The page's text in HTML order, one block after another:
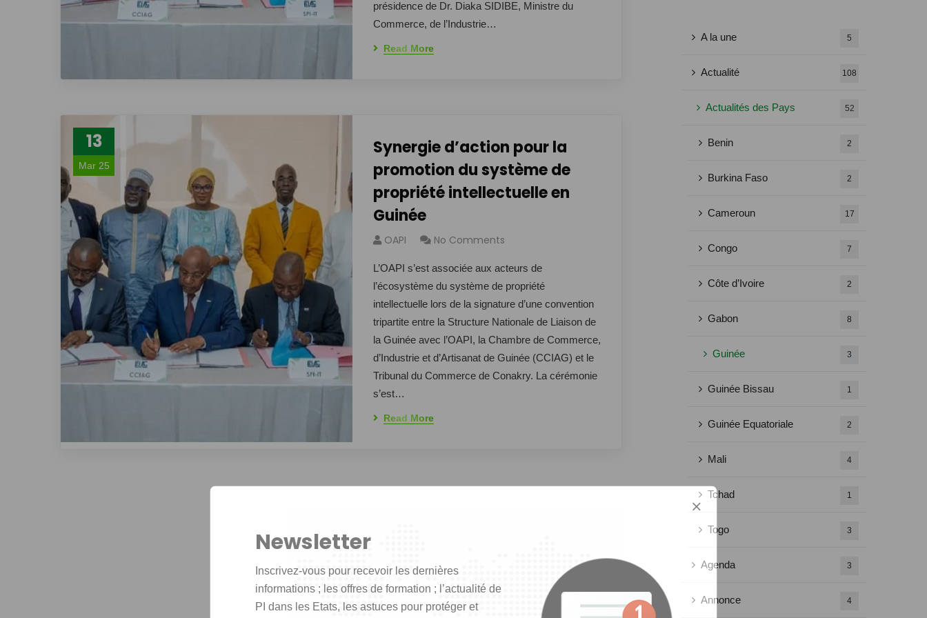
présidence de Dr. Diaka SIDIBE, Ministre du
Commerce, de l’Industrie…
Read More
13
Mar 25
Synergie d’action pour la
promotion du système de
propriété intellectuelle en
Guinée
OAPI No Comments
L’OAPI s’est associée aux acteurs de
l’écosystème du système de propriété
intellectuelle lors de la signature d’une convention
tripartite entre la Structure Nationale de Liaison de
la Guinée avec l’OAPI, la Chambre de Commerce,
d’Industrie et d’Artisanat de Guinée (CCIAG) et le
Tribunal du Commerce de Conakry. La cérémonie
s’est…
Read More
A la une 5
Actualité 108
Actualités des Pays 52
Benin 2
Burkina Faso 2
Cameroun 17
Congo 7
Côte d’Ivoire 2
Gabon 8
Guinée 3
Guinée Bissau 1
Guinée Equatoriale 2
Mali 4
Tchad 1
Togo 3
Agenda 3
Annonce 4
Newsletter
Inscrivez-vous pour recevoir les dernières
informations ; les offres de formation ; l’actualité de
PI dans les Etats, les astuces pour protéger et